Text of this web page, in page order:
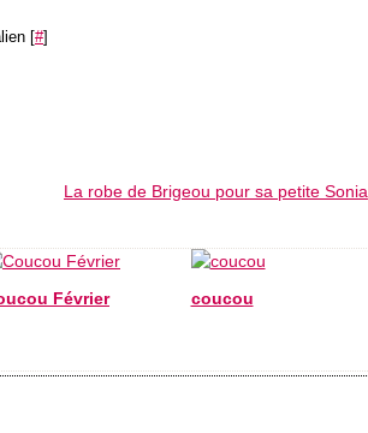
[#]
La robe de Brigeou pour sa petite Sonia
Février coucou